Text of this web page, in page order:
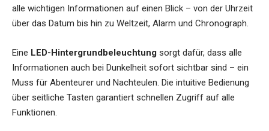
alle wichtigen Informationen auf einen Blick – von der Uhrzeit
über das Datum bis hin zu Weltzeit, Alarm und Chronograph.
Eine LED-Hintergrundbeleuchtung sorgt dafür, dass alle
Informationen auch bei Dunkelheit sofort sichtbar sind – ein
Muss für Abenteurer und Nachteulen. Die intuitive Bedienung
über seitliche Tasten garantiert schnellen Zugriff auf alle
Funktionen.